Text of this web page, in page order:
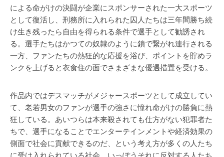
による命がけの決闘が企業にスポンサーされた一大スポーツ
として復活し、刑務所に入れられた囚人たちは三年間勝ち続
け生き残ったら自由を得られる条件で選手として勧誘され
る。選手たちはかつての奴隷のように鎖で繋がれ連行される
一方、ファンたちの熱狂的な応援を浴び、ポイントを貯めラ
ンクを上げると衣食住の面でさまざまな優遇措置を受ける。
作品内ではデスマッチがメジャースポーツとして成立してい
て、老若男女のファンが選手の強さに憧れ命がけの勝負に熱
狂している。あいつらは本来殺されても仕方がない犯罪者た
ちで、選手になることでエンターテインメントや経済効果の
側面で社会に貢献できるのだ、という考え方が多くの人たち